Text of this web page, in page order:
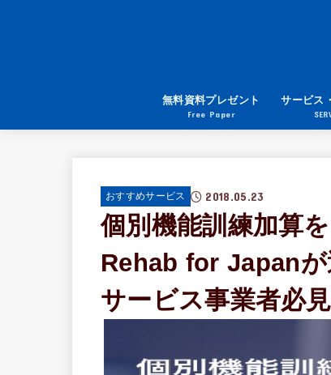
無料資料プレゼント
Free Paper
サービス
おすすめサービス 2018.05.23
個別機能訓練加算
Rehab for Japan
サービス事業者必見